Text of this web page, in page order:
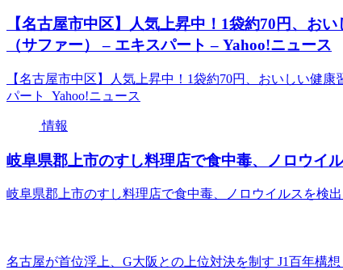
【名古屋市中区】人気上昇中！1袋約70円、お
（サファー） – エキスパート – Yahoo!ニュース
【名古屋市中区】人気上昇中！1袋約70円、おいしい健
パート Yahoo!ニュース
情報
岐阜県郡上市のすし料理店で食中毒、ノロウイ
岐阜県郡上市のすし料理店で食中毒、ノロウイルスを検
名古屋が首位浮上、G大阪との上位対決を制す J1百年構